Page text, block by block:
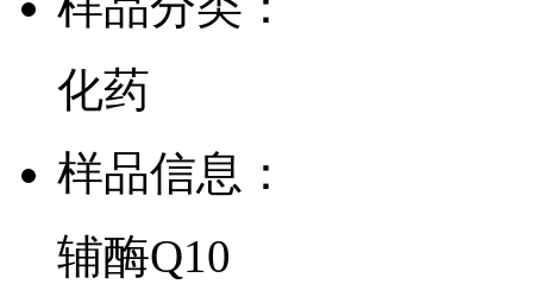
化药
样品信息：
辅酶Q10